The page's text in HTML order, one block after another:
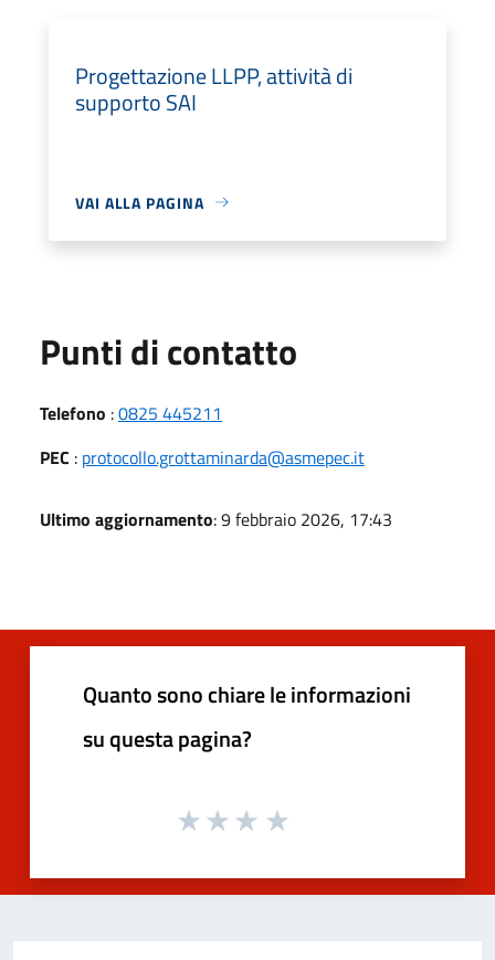
Progettazione LLPP, attività di
supporto SAI
VAI ALLA PAGINA
Punti di contatto
Telefono :0825 445211
PEC : protocollo.grottaminarda@asmepec.it
Ultimo aggiornamento: 9 febbraio 2026, 17:43
Quanto sono chiare le informazioni
su questa pagina?